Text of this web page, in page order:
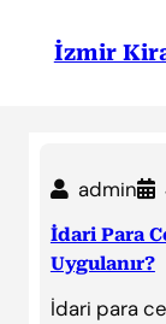
İzmir
admin
İdari Para
Uygulanır?
İdari para